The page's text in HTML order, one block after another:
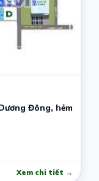
Đông, hẻm
Xem chi tiết →